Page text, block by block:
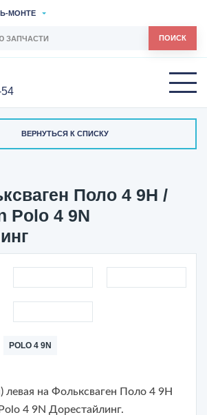
МОНТЕ
ПОИСК
ВЕРНУТЬСЯ К СПИСКУ
Поло 4 9Н /
Polo 4 9N
POLO 4 9N
левая на Фольксваген Поло 4 9Н
4 9N Дорестайлинг.